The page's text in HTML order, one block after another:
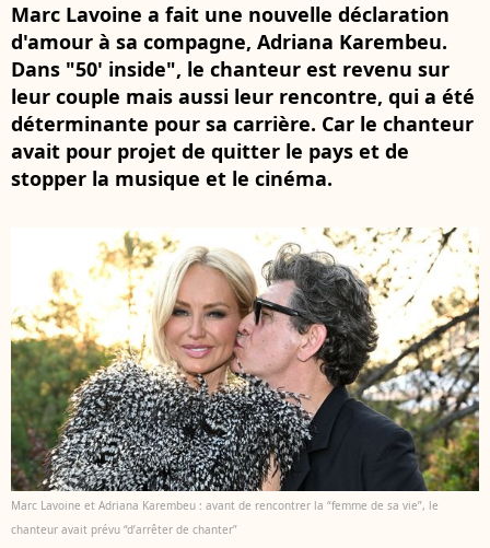
Marc Lavoine a fait une nouvelle déclaration
d'amour à sa compagne, Adriana Karembeu.
Dans "50' inside", le chanteur est revenu sur
leur couple mais aussi leur rencontre, qui a été
déterminante pour sa carrière. Car le chanteur
avait pour projet de quitter le pays et de
stopper la musique et le cinéma.
Marc Lavoine et Adriana Karembeu : avant de rencontrer la “femme de sa vie”, le
chanteur avait prévu “d’arrêter de chanter”